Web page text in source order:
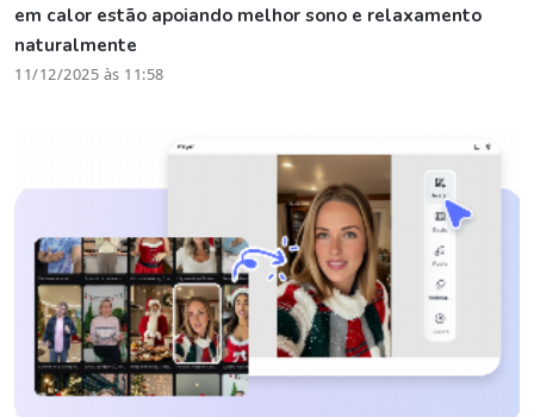
em calor estão apoiando melhor sono e relaxamento
naturalmente
11/12/2025 às 11:58